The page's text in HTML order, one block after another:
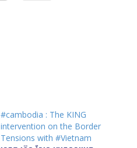
#cambodia : The KING
intervention on the Border
Tensions with #Vietnam